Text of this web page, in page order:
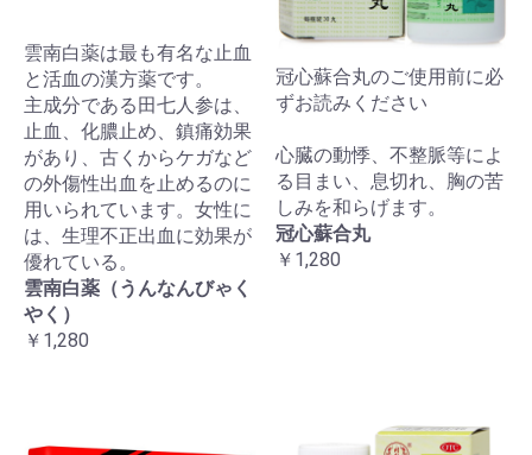
雲南白薬は最も有名な止血
と活血の漢方薬です。
主成分である田七人参は、
止血、化膿止め、鎮痛効果
があり、古くからケガなど
の外傷性出血を止めるのに
用いられています。女性に
は、生理不正出血に効果が
優れている。
雲南白薬（うんなんびゃく
やく）
￥1,280
冠心蘇合丸のご使用前に必
ずお読みください
心臓の動悸、不整脈等によ
る目まい、息切れ、胸の苦
しみを和らげます。
冠心蘇合丸
￥1,280